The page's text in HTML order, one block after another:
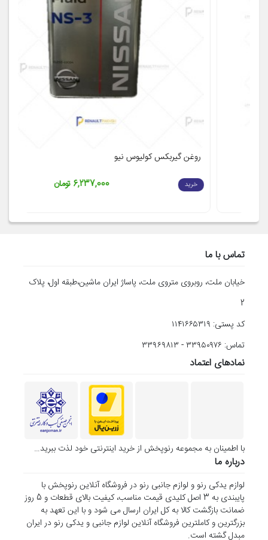
روغن گیربکس کولیوس نیو
تماس با ما
خیابان ملت، روبروی متروی ملت، پاساژ ایران ماشین،طبقه اول، پلاک
2
کد پستی: ۱۱۴۱۶۶۵۳۱۹
تماس: ۳۳۹۵۰۹۷۶ - ۳۳۹۶۹۸۱۳
نمادهای اعتماد
با اطمینان به مجموعه رنوپخش از خرید اینترنتی خود لذت ببرید…
درباره ما
لوازم یدکی رنو و لوازم جانبی رنو در فروشگاه آنلاین رنوپخش با
پایبندی به 3 اصل کلیدی قیمت مناسب، کیفیت بالای قطعات و 5 روز
ضمانت بازگشت کالا به کل ایران ارسال می شود و با این تعهد به
بزرگترین و کاملترین فروشگاه آنلاین لوازم جانبی و یدکی رنو در ایران
مبدل گشته است.